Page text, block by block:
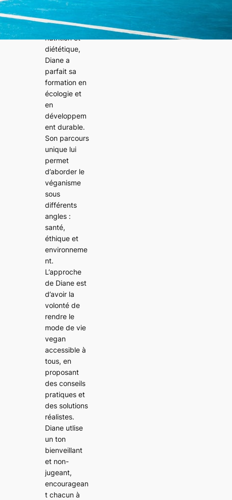
francophone.
études en
nutrition et
diététique,
Diane a
parfait sa
formation en
écologie et
en
développem
ent durable.
Son parcours
unique lui
permet
d’aborder le
véganisme
sous
différents
angles :
santé,
éthique et
environneme
nt.
L’approche
de Diane est
d’avoir la
volonté de
rendre le
mode de vie
vegan
accessible à
tous, en
proposant
des conseils
pratiques et
des solutions
réalistes.
Diane utlise
un ton
bienveillant
et non-
jugeant,
encouragean
t chacun à